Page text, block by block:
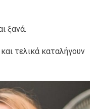
ξανά.
τελικά καταλήγουν